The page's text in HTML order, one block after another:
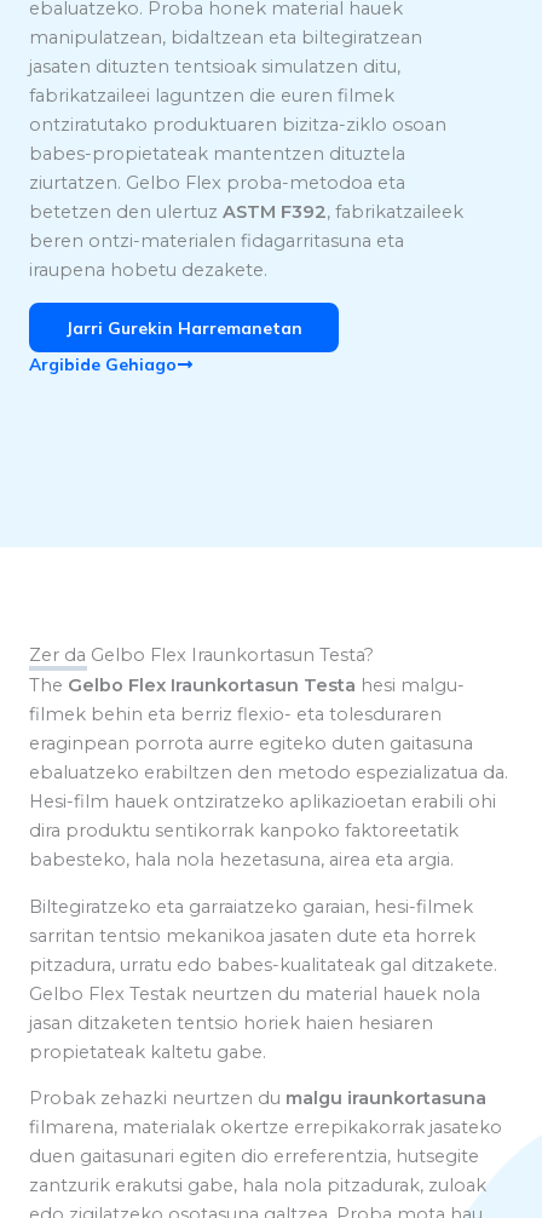
ebaluatzeko. Proba honek material hauek
manipulatzean, bidaltzean eta biltegiratzean
jasaten dituzten tentsioak simulatzen ditu,
fabrikatzaileei laguntzen die euren filmek
ontziratutako produktuaren bizitza-ziklo osoan
babes-propietateak mantentzen dituztela
ziurtatzen. Gelbo Flex proba-metodoa eta
betetzen den ulertuz ASTM F392, fabrikatzaileek
beren ontzi-materialen fidagarritasuna eta
iraupena hobetu dezakete.
Jarri Gurekin Harremanetan
Argibide Gehiago
Zer da Gelbo Flex Iraunkortasun Testa?
The Gelbo Flex Iraunkortasun Testa hesi malgu-
filmek behin eta berriz flexio- eta tolesduraren
eraginpean porrota aurre egiteko duten gaitasuna
ebaluatzeko erabiltzen den metodo espezializatua da.
Hesi-film hauek ontziratzeko aplikazioetan erabili ohi
dira produktu sentikorrak kanpoko faktoreetatik
babesteko, hala nola hezetasuna, airea eta argia.
Biltegiratzeko eta garraiatzeko garaian, hesi-filmek
sarritan tentsio mekanikoa jasaten dute eta horrek
pitzadura, urratu edo babes-kualitateak gal ditzakete.
Gelbo Flex Testak neurtzen du material hauek nola
jasan ditzaketen tentsio horiek haien hesiaren
propietateak kaltetu gabe.
Probak zehazki neurtzen du malgu iraunkortasuna
filmarena, materialak okertze errepikakorrak jasateko
duen gaitasunari egiten dio erreferentzia, hutsegite
zantzurik erakutsi gabe, hala nola pitzadurak, zuloak